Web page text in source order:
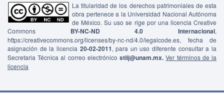
La titularidad de los derechos patrimoniales de esta
obra pertenece a la Universidad Nacional Autónoma
de México. Su uso se rige por una licencia Creative
Commons BY-NC-ND 4.0 Internacional,
https://creativecommons.org/licenses/by-nc-nd/4.0/legalcode.es, fecha de
asignación de la licencia 20-02-2011, para un uso diferente consultar a la
Secretaria Técnica al correo electrónicostiij@unam.mx. Ver términos de la
licencia